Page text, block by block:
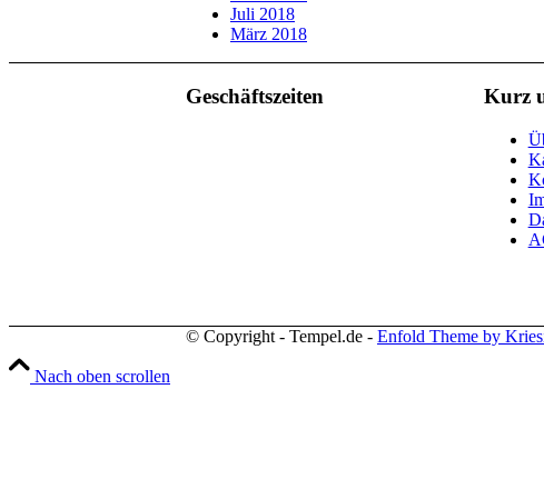
Juli 2018
März 2018
Geschäftszeiten Kurz
© Copyright - Tempel.de - Enfold Theme by
Nach oben scrollen